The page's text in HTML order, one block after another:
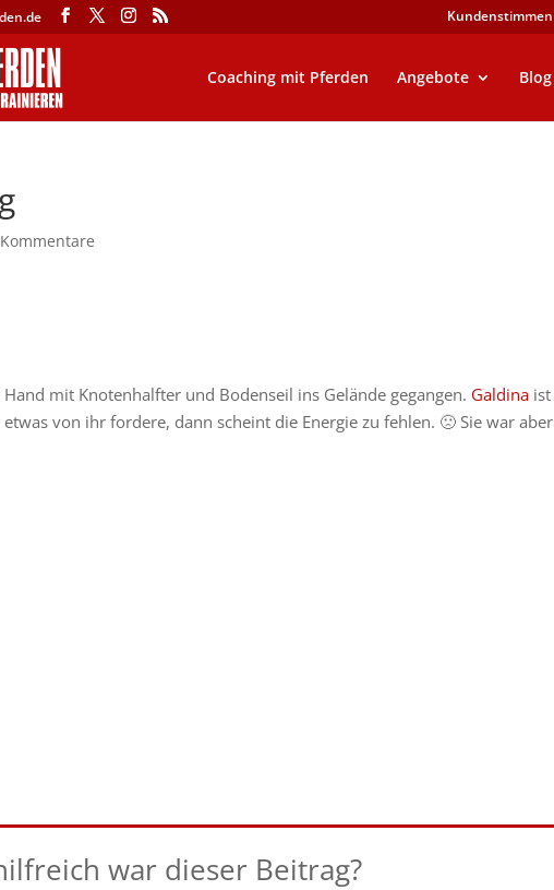
Kundenstimmen
Coaching mit Pferden Angebote Blog
mit Knotenhalfter und Bodenseil ins Gelände gegangen. Galdina ist
von ihr fordere, dann scheint die Energie zu fehlen. 🙁 Sie war aber
war dieser Beitrag?